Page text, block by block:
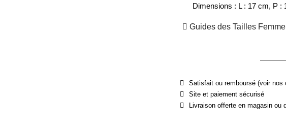
Dimensions : L : 17 cm, P :
Guides des Tailles Femme
Satisfait ou remboursé (voir nos
Site et paiement sécurisé
Livraison offerte en magasin ou